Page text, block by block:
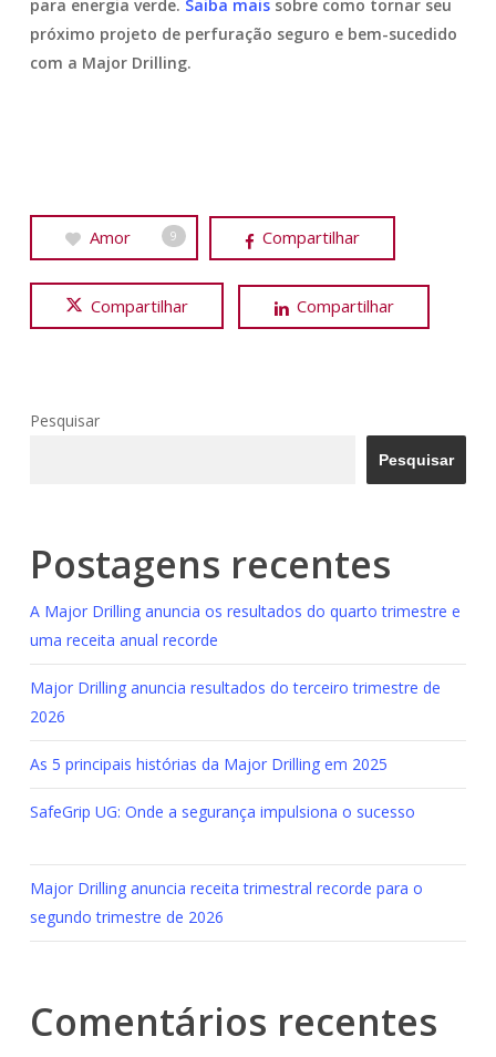
para energia verde. Saiba mais sobre como tornar seu
próximo projeto de perfuração seguro e bem-sucedido
com a Major Drilling.
Amor 9 Compartilhar
Compartilhar Compartilhar
Pesquisar
Pesquisar
Postagens recentes
A Major Drilling anuncia os resultados do quarto trimestre e
uma receita anual recorde
Major Drilling anuncia resultados do terceiro trimestre de
2026
As 5 principais histórias da Major Drilling em 2025
SafeGrip UG: Onde a segurança impulsiona o sucesso
Major Drilling anuncia receita trimestral recorde para o
segundo trimestre de 2026
Comentários recentes